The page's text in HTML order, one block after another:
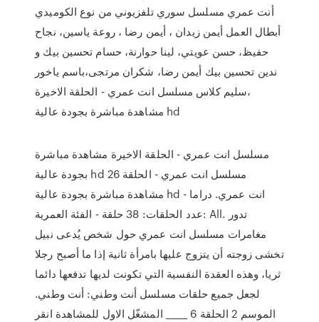
أنت عمري مسلسل سوري تلفزيوني من نوع الكوميدي
أبطال العمل أيمن زيدان ، أيمن رضا ، روعة ياسين، نجاح
حفيظ، حسن عويتي، لينا حوارنة، حسام تحسين بيك و
ندين تحسين بيك أيمن رضا، شكران مرتجى،باسم ياخور
،سليم كلاس مسلسل انت عمري - الحلقة الاخيرة
مشاهدة مباشرة بجودة عالية hd
مسلسل انت عمري - الحلقة الاخيرة مشاهدة مباشرة
بجودة عالية hd مسلسل انت عمري - الحلقة 26
مشاهدة مباشرة بجودة عالية hd انت عمري. دراما -
عدد الحلقات: 38 حلقة - الفئة العمرية: All. تدور
مغامرات مسلسل انت عمري حول شخص يُدعى نبيل
تخشى زوجته أن يتزوج عليها بامرأة ثانية إذا ما أصبح رجلا
ثريا، وهذه العقدة النفسية التي تكونت لديها تدفعها دائما
لجعل جميع حلقات مسلسل أنت وطني: أنت وطني.
الموسم 2 الحلقة 6 _____ المشغّل الاول للمشاهدة انقر